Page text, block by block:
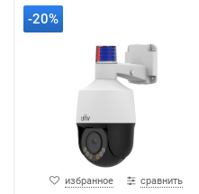
-20%
избранное сравнить